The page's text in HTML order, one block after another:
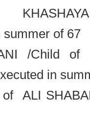
in summer of
/Child
executed in
of ALI